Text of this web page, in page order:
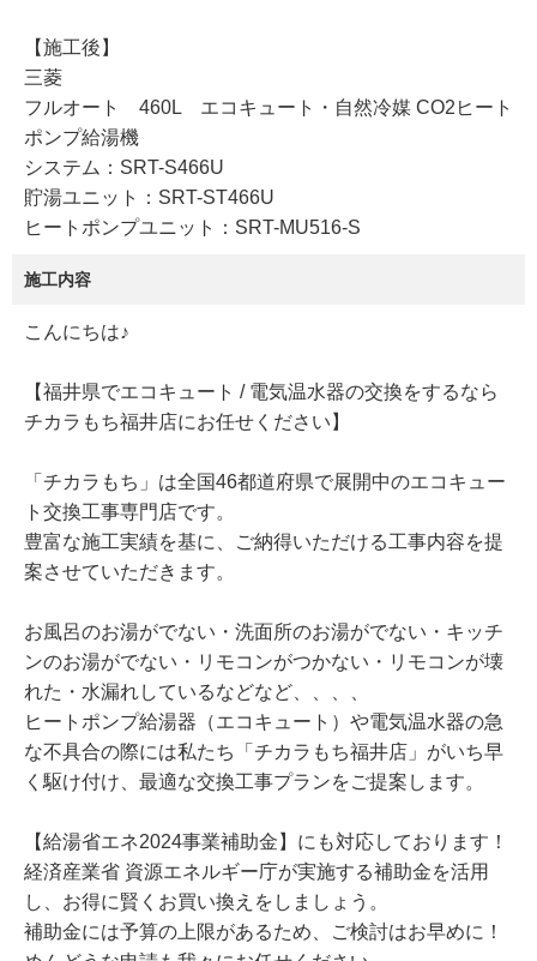
【施工後】
三菱
フルオート 460L エコキュート・自然冷媒 CO2ヒート
ポンプ給湯機
システム：SRT-S466U
貯湯ユニット：SRT-ST466U
ヒートポンプユニット：SRT-MU516-S
施工内容
こんにちは♪
【福井県でエコキュート / 電気温水器の交換をするなら
チカラもち福井店にお任せください】
「チカラもち」は全国46都道府県で展開中のエコキュー
ト交換工事専門店です。
豊富な施工実績を基に、ご納得いただける工事内容を提
案させていただきます。
お風呂のお湯がでない・洗面所のお湯がでない・キッチ
ンのお湯がでない・リモコンがつかない・リモコンが壊
れた・水漏れしているなどなど、、、、
ヒートポンプ給湯器（エコキュート）や電気温水器の急
な不具合の際には私たち「チカラもち福井店」がいち早
く駆け付け、最適な交換工事プランをご提案します。
【給湯省エネ2024事業補助金】にも対応しております！
経済産業省 資源エネルギー庁が実施する補助金を活用
し、お得に賢くお買い換えをしましょう。
補助金には予算の上限があるため、ご検討はお早めに！